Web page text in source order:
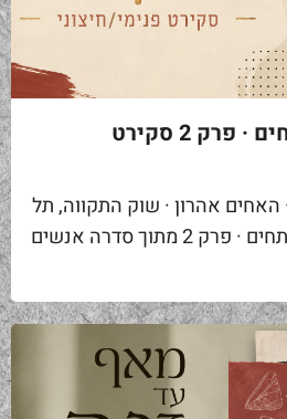
אנציקלופדיית הנתחים · פרק 2 סקירט
האחים אהרון · שוק התקווה, תל
אביב אנציקלופדיית הנתחים · פרק 2 מתוך סדרה אנשים
"סקירט". שאלה ראשונה...